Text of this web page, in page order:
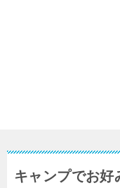
キャンプでお